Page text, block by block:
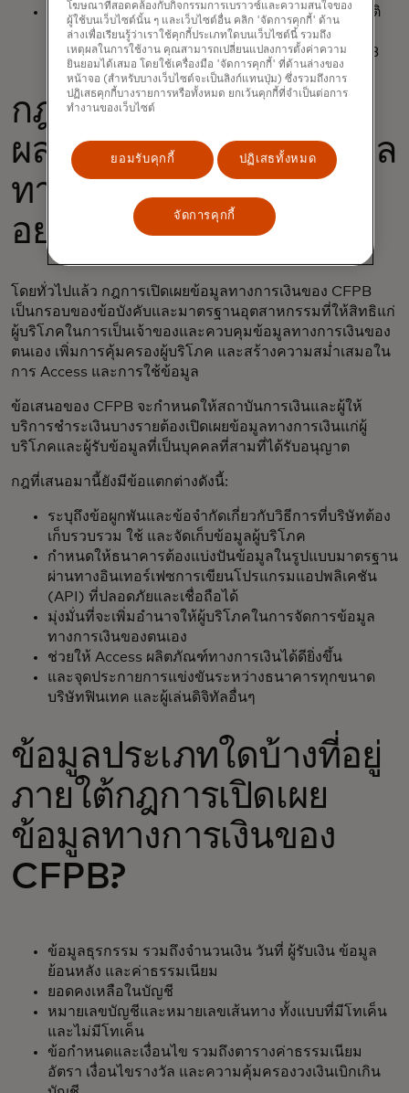
หน่วยงานกำหนดมาตรฐานอุตสาหกรรมที่มีคุณสมบัติ
เหมาะสม – ผู้ออกมาตรฐานอุตสาหกรรมที่เป็นธรรม
เปิดเผย และครอบคลุม ซึ่งได้รับการรับรองจาก CFPB
กฎระเบียบที่เสนอมานี้ส่ง
ผลกระทบต่อสิทธิในข้อมูล
ทางการเงินส่วนบุคคล
อย่างไร?
โดยทั่วไปแล้ว กฎการเปิดเผยข้อมูลทางการเงินของ CFPB
เป็นกรอบของข้อบังคับและมาตรฐานอุตสาหกรรมที่ให้สิทธิแก่
ผู้บริโภคในการเป็นเจ้าของและควบคุมข้อมูลทางการเงินของ
ตนเอง เพิ่มการคุ้มครองผู้บริโภค และสร้างความสม่ำเสมอใน
การ Access และการใช้ข้อมูล
ข้อเสนอของ CFPB จะกำหนดให้สถาบันการเงินและผู้ให้
บริการชำระเงินบางรายต้องเปิดเผยข้อมูลทางการเงินแก่ผู้
บริโภคและผู้รับข้อมูลที่เป็นบุคคลที่สามที่ได้รับอนุญาต
กฎที่เสนอมานี้ยังมีข้อแตกต่างดังนี้:
ระบุถึงข้อผูกพันและข้อจำกัดเกี่ยวกับวิธีการที่บริษัทต้อง
เก็บรวบรวม ใช้ และจัดเก็บข้อมูลผู้บริโภค
กำหนดให้ธนาคารต้องแบ่งปันข้อมูลในรูปแบบมาตรฐาน
ผ่านทางอินเทอร์เฟซการเขียนโปรแกรมแอปพลิเคชัน
(API) ที่ปลอดภัยและเชื่อถือได้
มุ่งมั่นที่จะเพิ่มอำนาจให้ผู้บริโภคในการจัดการข้อมูล
ทางการเงินของตนเอง
ช่วยให้ Access ผลิตภัณฑ์ทางการเงินได้ดียิ่งขึ้น
และจุดประกายการแข่งขันระหว่างธนาคารทุกขนาด
บริษัทฟินเทค และผู้เล่นดิจิทัลอื่นๆ
ข้อมูลประเภทใดบ้างที่อยู่
ภายใต้กฎการเปิดเผย
ข้อมูลทางการเงินของ
CFPB?
ข้อมูลธุรกรรม รวมถึงจำนวนเงิน วันที่ ผู้รับเงิน ข้อมูล
ย้อนหลัง และค่าธรรมเนียม
ยอดคงเหลือในบัญชี
หมายเลขบัญชีและหมายเลขเส้นทาง ทั้งแบบที่มีโทเค็น
และไม่มีโทเค็น
ข้อกำหนดและเงื่อนไข รวมถึงตารางค่าธรรมเนียม
อัตรา เงื่อนไขรางวัล และความคุ้มครองวงเงินเบิกเกิน
โฆษณาที่สอดคล้องกับกิจกรรมการเบราวซ์และความสนใจของ
ผู้ใช้บนเว็บไซต์นั้น ๆ และเว็บไซต์อื่น คลิก 'จัดการคุกกี้' ด้าน
ล่างเพื่อเรียนรู้ว่าเราใช้คุกกี้ประเภทใดบนเว็บไซต์นี้ รวมถึง
เหตุผลในการใช้งาน คุณสามารถเปลี่ยนแปลงการตั้งค่าความ
ยินยอมได้เสมอ โดยใช้เครื่องมือ 'จัดการคุกกี้' ที่ด้านล่างของ
หน้าจอ (สำหรับบางเว็บไซต์จะเป็นลิงก์แทนปุ่ม) ซึ่งรวมถึงการ
ปฏิเสธคุกกี้บางรายการหรือทั้งหมด ยกเว้นคุกกี้ที่จำเป็นต่อการ
ทำงานของเว็บไซต์
ยอมรับคุกกี้ ปฏิเสธทั้งหมด
จัดการคุกกี้